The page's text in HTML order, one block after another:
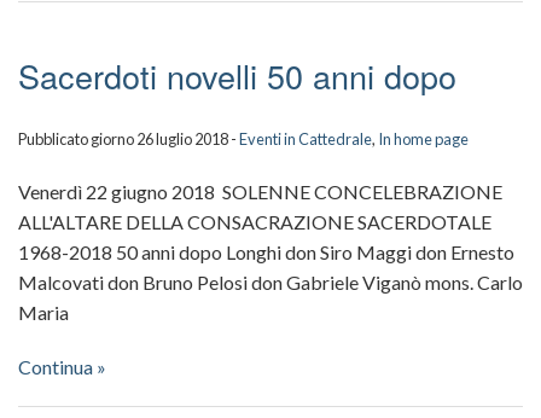
Sacerdoti novelli 50 anni dopo
Pubblicato giorno 26 luglio 2018 -Eventi in Cattedrale, In home page
Venerdì 22 giugno 2018 SOLENNE CONCELEBRAZIONE
ALL'ALTARE DELLA CONSACRAZIONE SACERDOTALE
1968-2018 50 anni dopo Longhi don Siro Maggi don Ernesto
Malcovati don Bruno Pelosi don Gabriele Viganò mons. Carlo
Maria
Continua »